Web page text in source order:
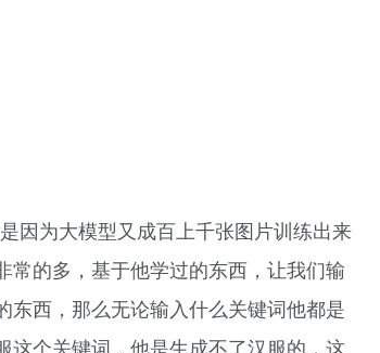
因为大模型又成百上千张图片训练出来
常的多，基于他学过的东西，让我们输
东西，那么无论输入什么关键词他都是
这个关键词，他是生成不了汉服的，这